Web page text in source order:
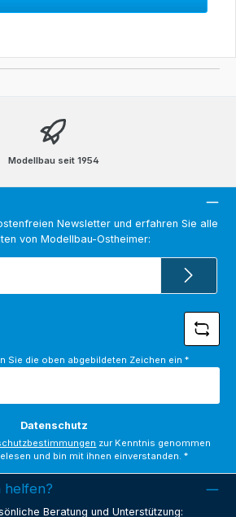
Modellbau seit 1954
Newsletter und erfahren Sie alle
von Modellbau-Ostheimer:
Sie die oben abgebildeten Zeichen ein *
Datenschutz
zur Kenntnis genommen
und bin mit ihnen einverstanden. *
helfen?
Beratung und Unterstützung: